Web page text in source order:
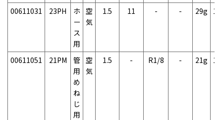
00611031 23PH
ホ
ー
ス
用
空
気
1.5 11 - - 29g
00611051 21PM
管
用
め
ね
じ
用
空
気
1.5 - R1/8 - 21g